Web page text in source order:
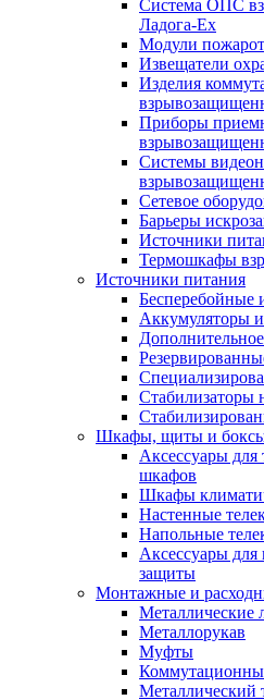
Система ОПС
Ладога-Ex
Модули
Извещатели
Изделия
Приборы
Системы
Сетевое
Барьеры
Источники
Термошкафы
Источники питания
Бесперебойные
Аккумуляторы
Стабилизаторы
Шкафы, щиты и
Аксессуары
шкафов
Шкафы
Настенные
Напольные
Аксессуары
защиты
Монтажные и
Металлические
Металлорукав
Муфты
Металлический